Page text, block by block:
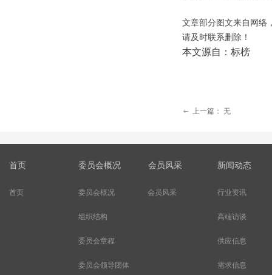
文章部分图文来自网络
请及时联系删除！
本文源自：标榜
ꂃ 上一篇： 无
委员会概况
组织结构
委员会章程
委员会领导团体
行业资讯
高端访谈
供应信息
需求信息
会员风采
首页
首页 委员会概况 会员风采 新闻动态